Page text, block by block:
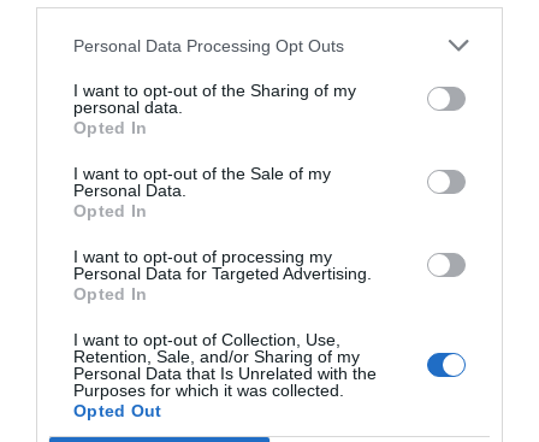
Personal Data Processing Opt Outs
I want to opt-out of the Sharing of my
personal data.
Opted In
I want to opt-out of the Sale of my
Personal Data.
Opted In
I want to opt-out of processing my
Personal Data for Targeted Advertising.
Opted In
I want to opt-out of Collection, Use,
Retention, Sale, and/or Sharing of my
Personal Data that Is Unrelated with the
Purposes for which it was collected.
Opted Out
TARIFFE
Terralcantara Il Poggio
King's House Hotel Resort
11.82 km dal centro
Ottimo 8.1/10